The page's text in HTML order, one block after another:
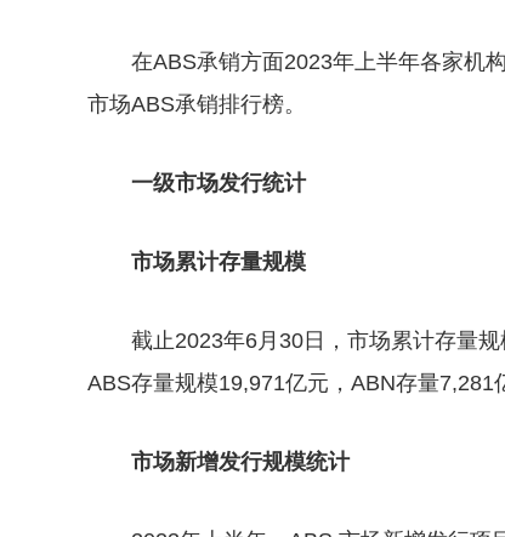
在ABS承销方面2023年上半年各家机
市场ABS承销排行榜。
一级市场发行统计
市场累计存量规模
截止2023年6月30日，市场累计存量
ABS存量规模19,971亿元，ABN存量7,281
市场新增发行规模统计